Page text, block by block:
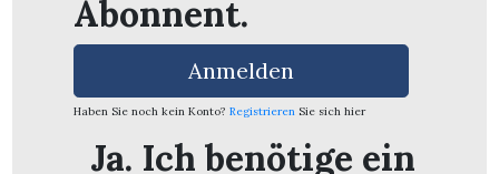
Abonnent.
Anmelden
Haben Sie noch kein Konto? Registrieren Sie sich hier
Ja. Ich benötige ein